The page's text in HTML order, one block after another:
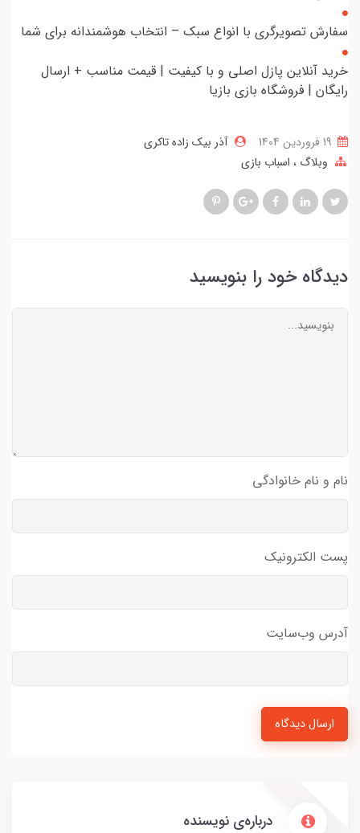
سفارش تصویرگری با انواع سبک – انتخاب هوشمندانه برای شما
خرید آنلاین پازل اصلی و با کیفیت | قیمت مناسب + ارسال
رایگان | فروشگاه بازی بازیا
آذر بیک زاده تاکری
وبلاگ
اسباب بازی
دیدگاه خود را بنویسید
نام و نام خانوادگی
پست الکترونیک
آدرس وب‌سایت
ارسال دیدگاه
درباره‌ی نویسنده